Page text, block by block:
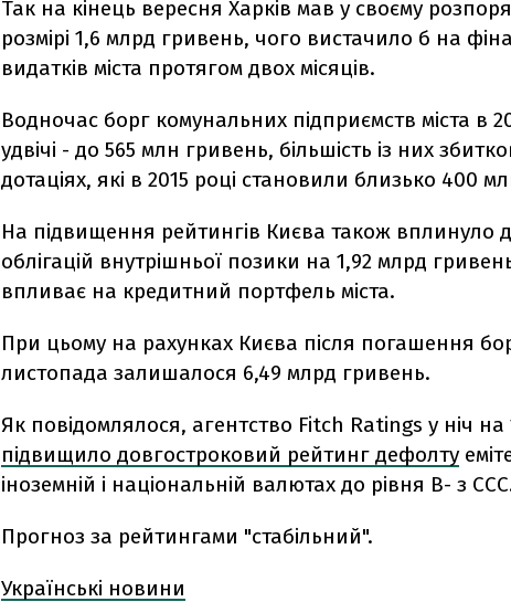
Так на кінець вересня Харків мав у своєму
розмірі 1,6 млрд гривень, чого вистачило б на
видатків міста протягом двох місяців.
Водночас борг комунальних підприємств міста в
удвічі - до 565 млн гривень, більшість із них
дотаціях, які в 2015 році становили близько 400
На підвищення рейтингів Києва також вплинуло
облігацій внутрішньої позики на 1,92 млрд
впливає на кредитний портфель міста.
При цьому на рахунках Києва після погашення
листопада залишалося 6,49 млрд гривень.
Як повідомлялося, агентство Fitch Ratings у ніч на
підвищило довгостроковий рейтинг дефолту
іноземній і національній валютах до рівня В- з
Прогноз за рейтингами "стабільний".
Українські новини